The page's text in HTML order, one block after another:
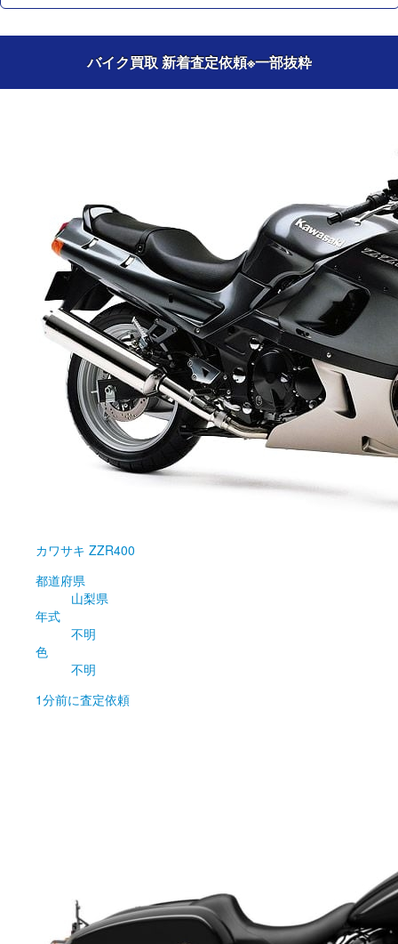
バイク買取 新着査定依頼※一部抜粋
カワサキ ZZR400
都道府県
山梨県
年式
不明
色
不明
1分前に査定依頼